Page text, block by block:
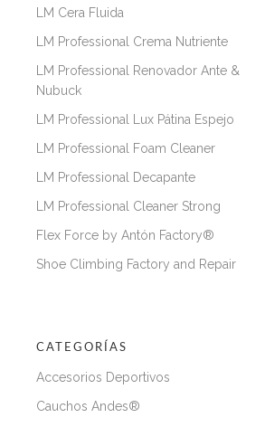
LM Cera Fluida
LM Professional Crema Nutriente
LM Professional Renovador Ante &
Nubuck
LM Professional Lux Pátina Espejo
LM Professional Foam Cleaner
LM Professional Decapante
LM Professional Cleaner Strong
Flex Force by Antón Factory®
Shoe Climbing Factory and Repair
CATEGORÍAS
Accesorios Deportivos
Cauchos Andes®